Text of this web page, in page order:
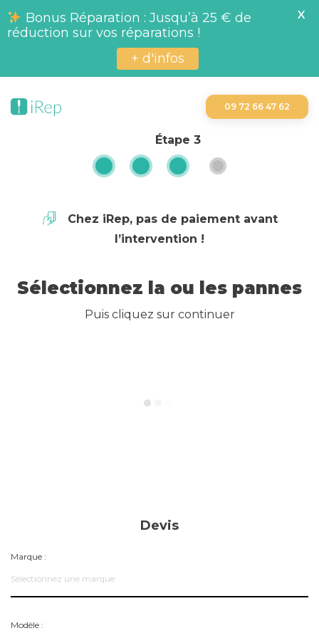
Étape 3
09 72 66 47 62
Chez iRep, pas de paiement avant
l’intervention !
Sélectionnez la ou les pannes
Puis cliquez sur continuer
Devis
Marque :
Sélectionnez une marque
Modèle :
Bonus Réparation : Jusqu’à 25 € de
réduction sur vos réparations !
+ d'infos
X